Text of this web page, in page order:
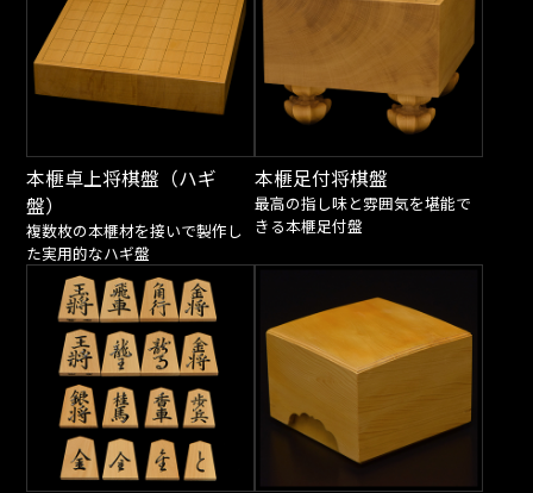
本榧卓上将棋盤（ハギ
盤）
複数枚の本榧材を接いで製作し
た実用的なハギ盤
本榧足付将棋盤
最高の指し味と雰囲気を堪能で
きる本榧足付盤